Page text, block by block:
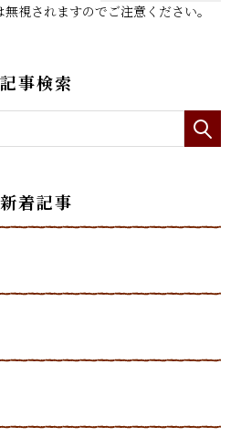
視されますのでご注意ください。
記事検索
新着記事